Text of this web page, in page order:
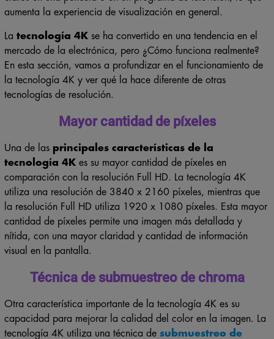
aumenta la experiencia de visualización en general.
La tecnología 4K se ha convertido en una tendencia en el
mercado de la electrónica, pero ¿Cómo funciona realmente?
En esta sección, vamos a profundizar en el funcionamiento de
la tecnología 4K y ver qué la hace diferente de otras
tecnologías de resolución.
Mayor cantidad de píxeles
Una de las principales características de la
tecnología 4K es su mayor cantidad de píxeles en
comparación con la resolución Full HD. La tecnología 4K
utiliza una resolución de 3840 x 2160 píxeles, mientras que
la resolución Full HD utiliza 1920 x 1080 píxeles. Esta mayor
cantidad de píxeles permite una imagen más detallada y
nítida, con una mayor claridad y cantidad de información
visual en la pantalla.
Técnica de submuestreo de chroma
Otra característica importante de la tecnología 4K es su
capacidad para mejorar la calidad del color en la imagen. La
tecnología 4K utiliza una técnica de submuestreo de